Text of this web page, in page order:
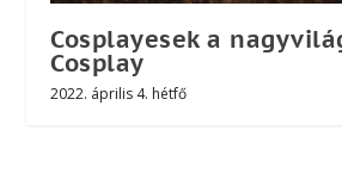
Cosplayesek a
Cosplay
2022. április 4. hétfő